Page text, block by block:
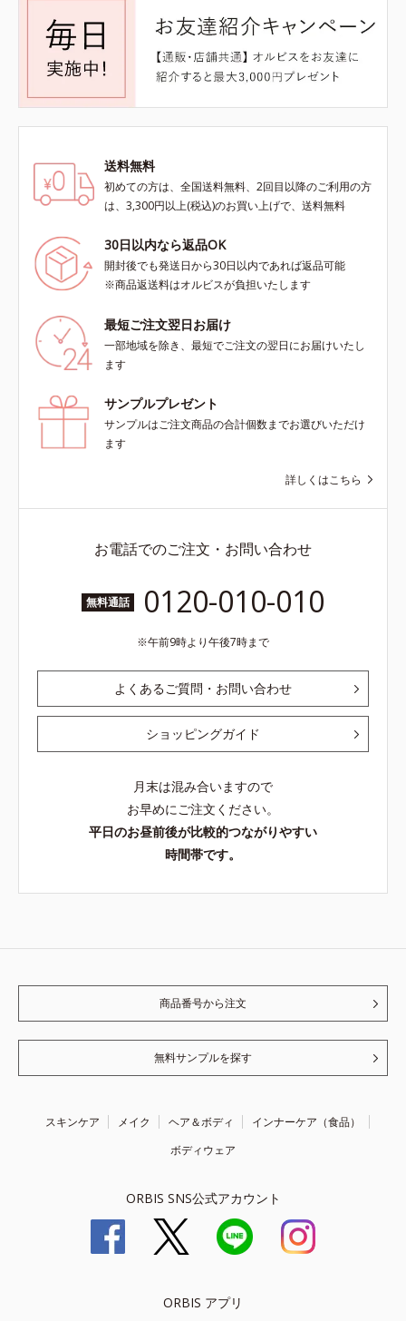
送料無料
初めての方は、全国送料無料、2回目以降のご利用の方
は、3,300円以上(税込)のお買い上げで、送料無料
30日以内なら返品OK
開封後でも発送日から30日以内であれば返品可能
※商品返送料はオルビスが負担いたします
最短ご注文翌日お届け
一部地域を除き、最短でご注文の翌日にお届けいたし
ます
サンプルプレゼント
サンプルはご注文商品の合計個数までお選びいただけ
ます
詳しくはこちら
お電話でのご注文・お問い合わせ
無料通話 0120-010-010
午前9時より午後7時まで
よくあるご質問・お問い合わせ
ショッピングガイド
月末は混み合いますので
お早めにご注文ください。
平日のお昼前後が比較的つながりやすい
時間帯です。
商品番号から注文
無料サンプルを探す
スキンケア メイク ヘア＆ボディ
インナーケア（食品）
ボディウェア
ORBIS SNS公式アカウント
ORBIS アプリ